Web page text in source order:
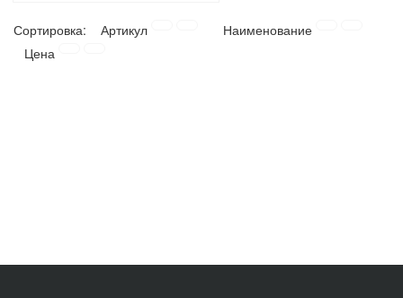
Сортировка: Артикул
Наименование
Цена